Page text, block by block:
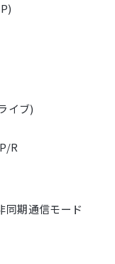
イブ)
R
同期通信モード